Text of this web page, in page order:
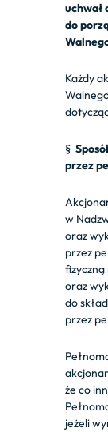
uchwał
do
Każdy
§
przez
w
oraz
przez
fizyczną
oraz
do
przez
że co
jeżeli